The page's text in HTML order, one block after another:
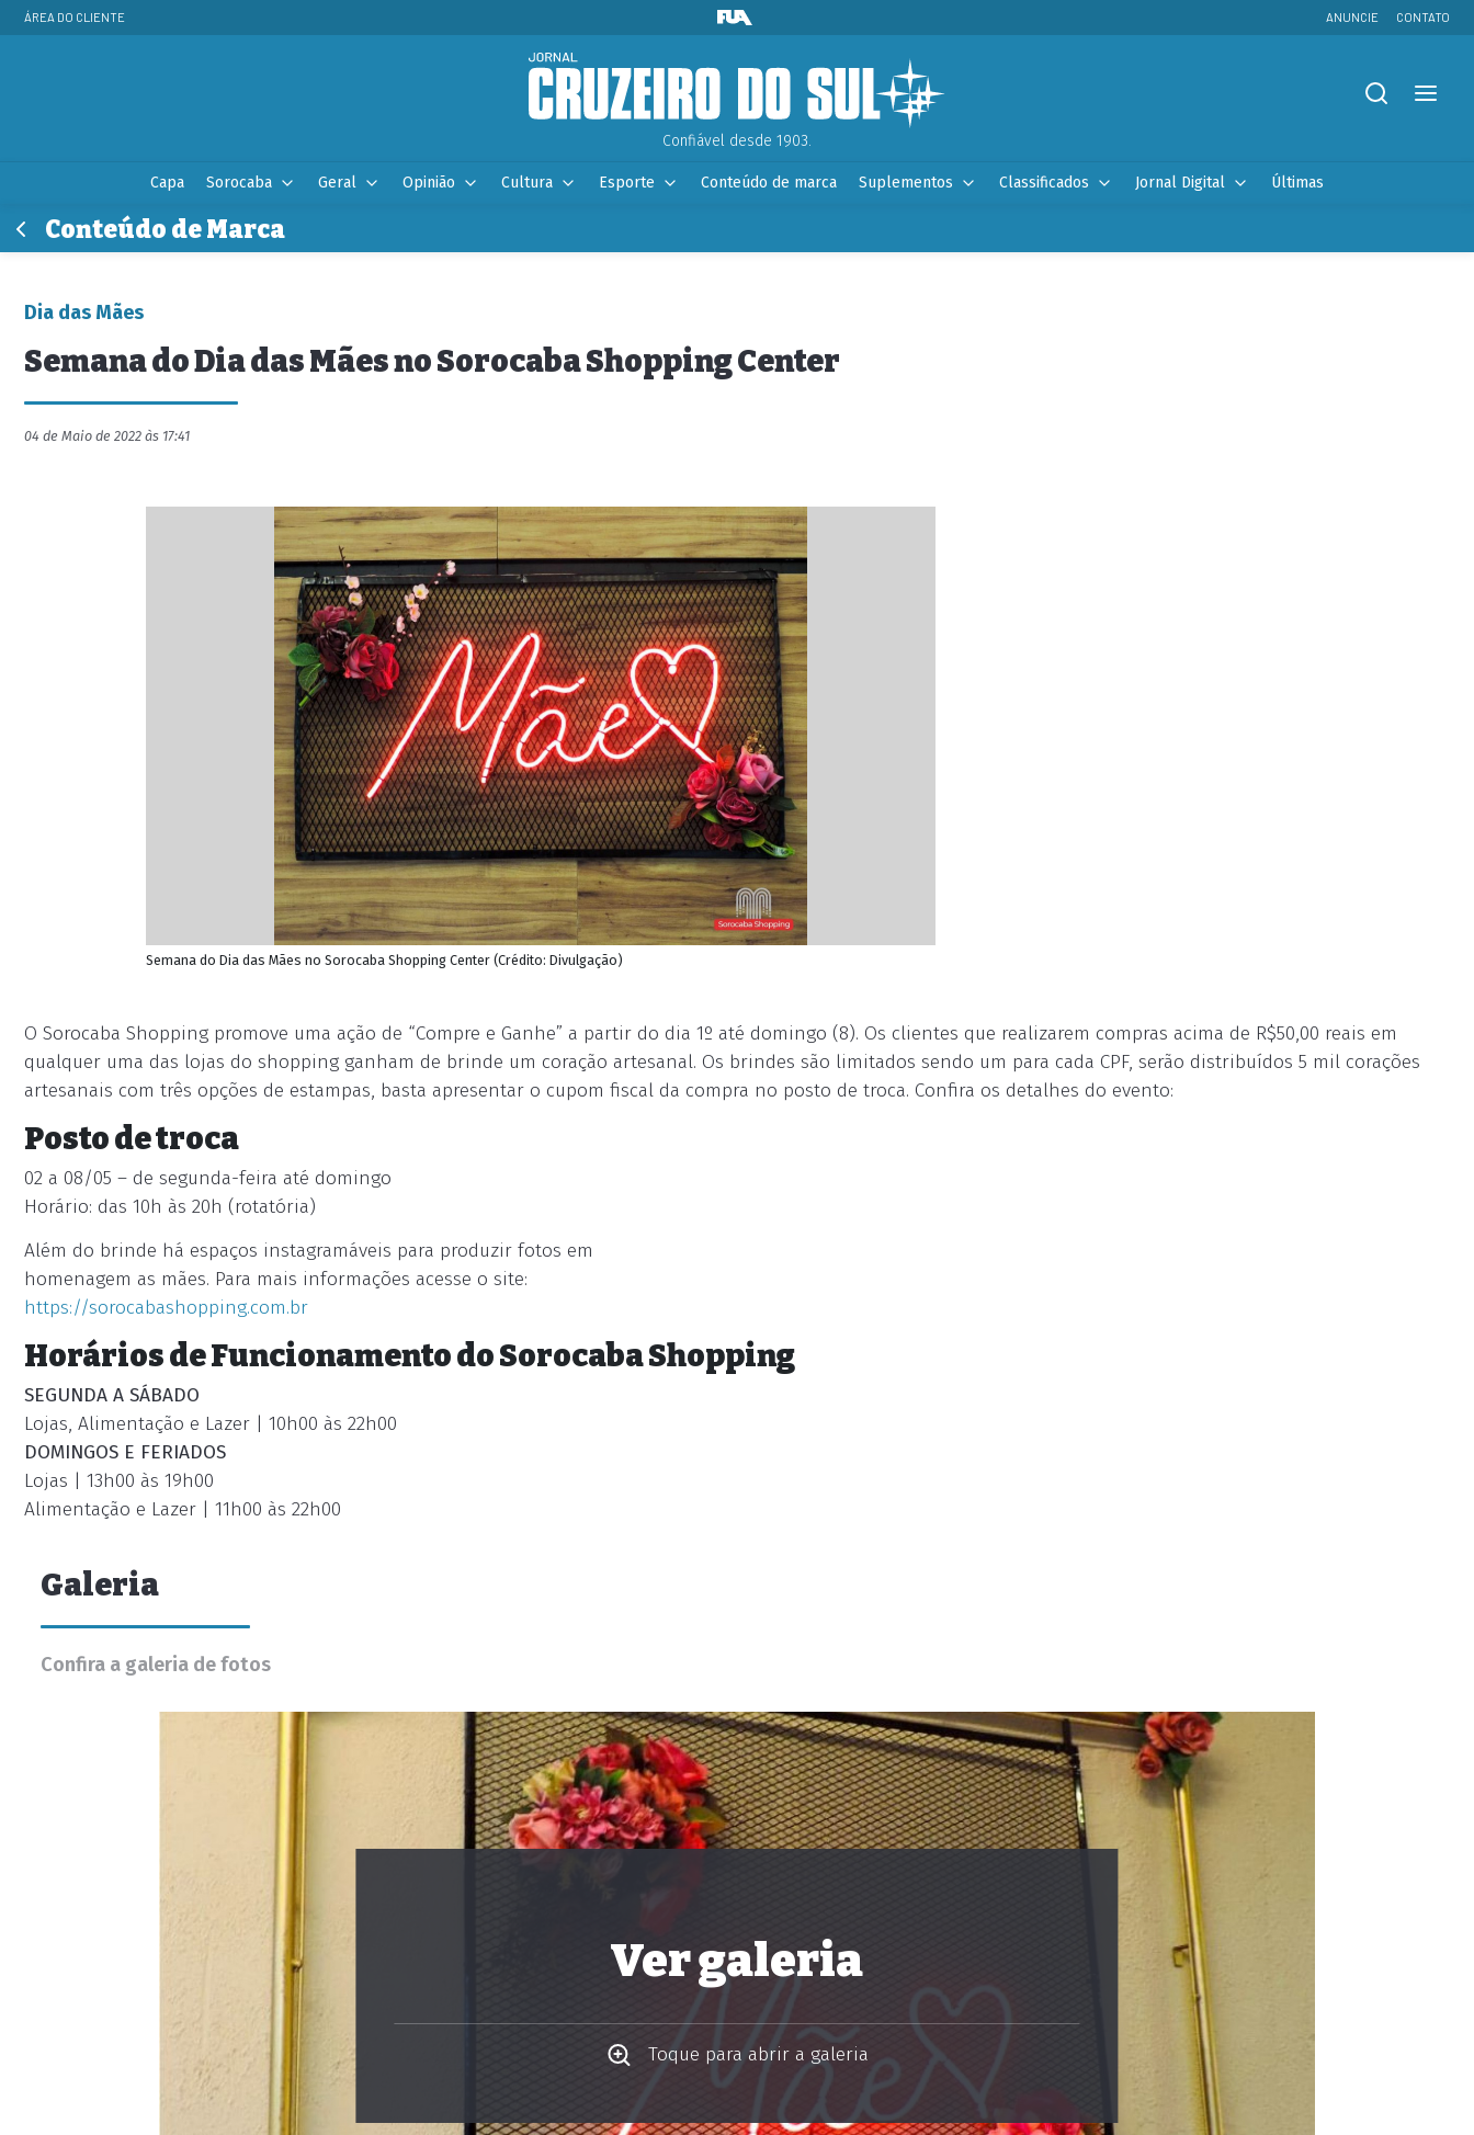
ÁREA DO CLIENTE ANUNCIE CONTATO
Confiável desde 1903.
Capa Sorocaba Geral Opinião Cultura Esporte Conteúdo de marca Suplementos Classificados Jornal Digital Últimas
Conteúdo de Marca
Dia das Mães
Semana do Dia das Mães no Sorocaba Shopping Center
04 de Maio de 2022 às 17:41
Semana do Dia das Mães no Sorocaba Shopping Center (Crédito: Divulgação)
O Sorocaba Shopping promove uma ação de “Compre e Ganhe” a partir do dia 1º até domingo (8). Os clientes que realizarem compras acima de R$50,00 reais em
qualquer uma das lojas do shopping ganham de brinde um coração artesanal. Os brindes são limitados sendo um para cada CPF, serão distribuídos 5 mil corações
artesanais com três opções de estampas, basta apresentar o cupom fiscal da compra no posto de troca. Confira os detalhes do evento:
Posto de troca
02 a 08/05 – de segunda-feira até domingo
Horário: das 10h às 20h (rotatória)
Além do brinde há espaços instagramáveis para produzir fotos em
homenagem as mães. Para mais informações acesse o site:
https://sorocabashopping.com.br
Horários de Funcionamento do Sorocaba Shopping
SEGUNDA A SÁBADO
Lojas, Alimentação e Lazer | 10h00 às 22h00
DOMINGOS E FERIADOS
Lojas | 13h00 às 19h00
Alimentação e Lazer | 11h00 às 22h00
Galeria
Confira a galeria de fotos
Ver galeria
Toque para abrir a galeria